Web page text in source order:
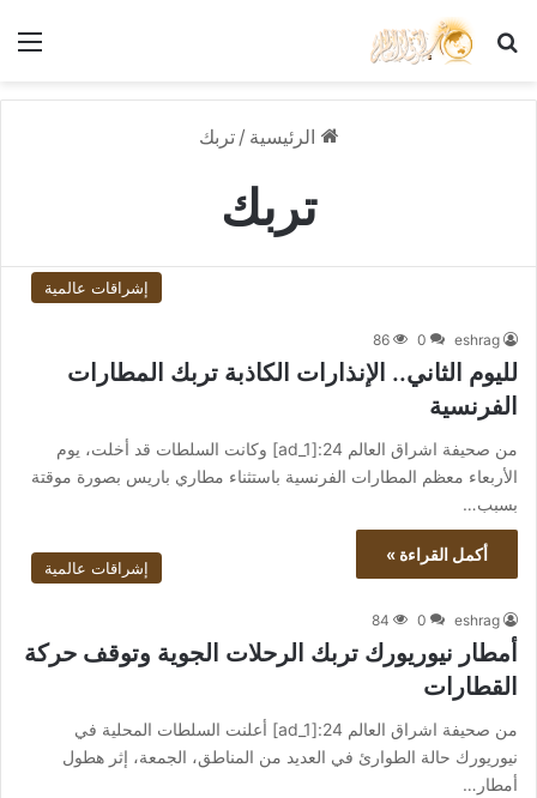
بحث عن
الرئيسية / تربك
تربك
إشراقات عالمية
eshrag
0
86
لليوم الثاني.. الإنذارات الكاذبة تربك المطارات
الفرنسية
من صحيفة اشراق العالم 24:[ad_1] وكانت السلطات قد أخلت، يوم
الأربعاء معظم المطارات الفرنسية باستثناء مطاري باريس بصورة موقتة
بسبب…
أكمل القراءة »
إشراقات عالمية
eshrag
0
84
أمطار نيوريورك تربك الرحلات الجوية وتوقف حركة
القطارات
من صحيفة اشراق العالم 24:[ad_1] أعلنت السلطات المحلية في
نيوريورك حالة الطوارئ في العديد من المناطق، الجمعة، إثر هطول
أمطار…